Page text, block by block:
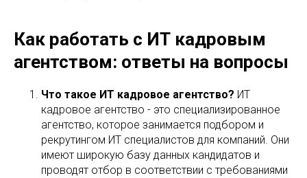
Как работать с ИТ кадровым
агентством: ответы на вопросы
Что такое ИТ кадровое агентство? ИТ
кадровое агентство - это специализированное
агентство, которое занимается подбором и
рекрутингом ИТ специалистов для компаний. Они
имеют широкую базу данных кандидатов и
проводят отбор в соответствии с требованиями